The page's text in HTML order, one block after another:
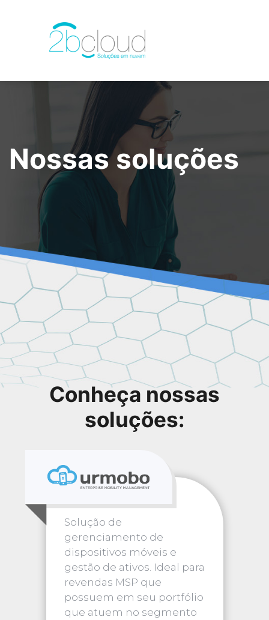
Nossas soluções
Conheça nossas
soluções:
Solução de
gerenciamento de
dispositivos móveis e
gestão de ativos. Ideal para
revendas MSP que
possuem em seu portfólio
que atuem no segmento